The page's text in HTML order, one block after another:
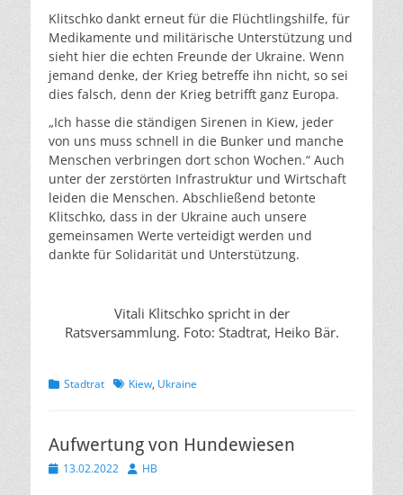
Klitschko dankt erneut für die Flüchtlingshilfe, für
Medikamente und militärische Unterstützung und
sieht hier die echten Freunde der Ukraine. Wenn
jemand denke, der Krieg betreffe ihn nicht, so sei
dies falsch, denn der Krieg betrifft ganz Europa.
„Ich hasse die ständigen Sirenen in Kiew, jeder
von uns muss schnell in die Bunker und manche
Menschen verbringen dort schon Wochen.“ Auch
unter der zerstörten Infrastruktur und Wirtschaft
leiden die Menschen. Abschließend betonte
Klitschko, dass in der Ukraine auch unsere
gemeinsamen Werte verteidigt werden und
dankte für Solidarität und Unterstützung.
Vitali Klitschko spricht in der
Ratsversammlung. Foto: Stadtrat, Heiko Bär.
Kategorien
Stadtrat Schlagworte
Kiew, Ukraine
Aufwertung von Hundewiesen
Veröffentlicht
13.02.2022 Autor
HB